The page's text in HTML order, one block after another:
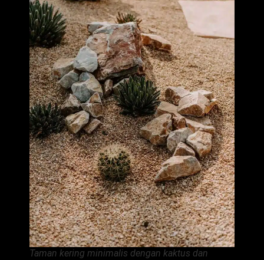
Taman kering minimalis dengan kaktus dan